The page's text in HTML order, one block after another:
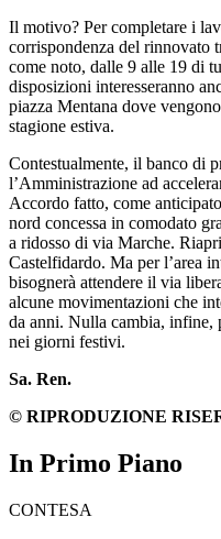
Il motivo? Per completare i
corrispondenza del rinnovato
come noto, dalle 9 alle 19 di
disposizioni interesseranno
piazza Mentana dove
stagione estiva.
Contestualmente, il banco di
l’Amministrazione ad
Accordo fatto, come
nord concessa in comodato
a ridosso di via Marche.
Castelfidardo. Ma per l’area
bisognerà attendere il via
alcune movimentazioni che
da anni. Nulla cambia, infine,
nei giorni festivi.
Sa. Ren.
© RIPRODUZIONE
In Primo Piano
CONTESA